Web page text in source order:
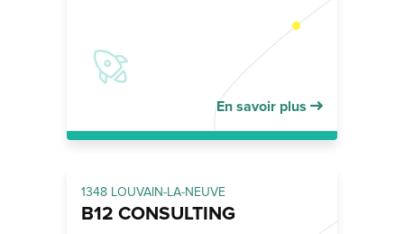
En savoir plus
1348 LOUVAIN-LA-NEUVE
B12 CONSULTING